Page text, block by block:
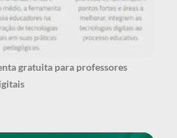
gratuita para professores